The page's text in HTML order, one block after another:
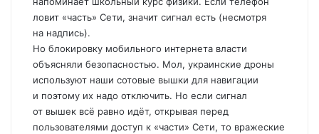
ловит «часть» Сети, значит сигнал есть (несмотря
на надпись).
Но блокировку мобильного интернета власти
объясняли безопасностью. Мол, украинские дроны
используют наши сотовые вышки для навигации
и поэтому их надо отключить. Но если сигнал
от вышек всё равно идёт, открывая перед
пользователями доступ к «части» Сети, то вражеские